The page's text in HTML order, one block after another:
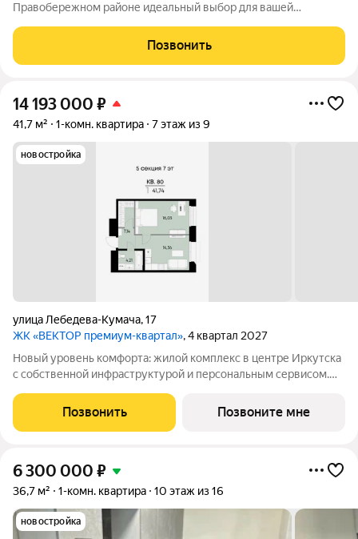
Правобережном районе идеальный выбор для вашей
и теплую однокомнатную квартиру площадью 54,6 м на 6
этаже 10-этажного дома 2015 года постройки. Что
Позвонить
14 193 000 ₽
41,7 м² 1-комн. квартира 7 этаж из 9
новостройка
улица Лебедева-Кумача,17
ЖК «ВЕКТОР премиум-квартал», 4 квартал 2027
Новый уровень комфорта: жилой комплекс в центре Иркутска
с собственной инфраструктурой и персональным сервисом.
ваше приватное частное пространство комфортно граничит с
продуманной
Позвонить Позвоните мне
6 300 000 ₽
36,7 м² 1-комн. квартира 10 этаж из 16
новостройка